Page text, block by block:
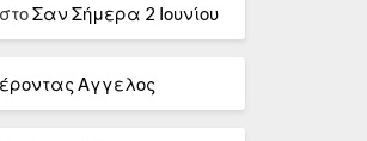
στοΣαν Σήμερα 2 Ιουνίου
Αγγελος